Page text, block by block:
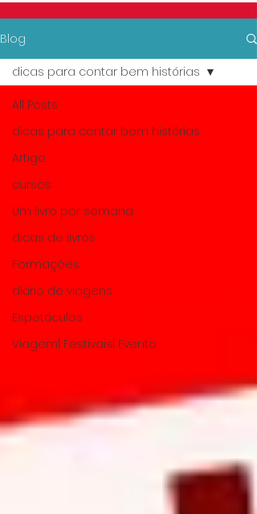
Blog
All Posts
dicas para contar bem histórias
Artigo
cursos
Um livro por semana
dicas de livros
Formações
diário de viagens
Espetáculos
Viagem| Festivais| Evento
dicas para contar bem histórias